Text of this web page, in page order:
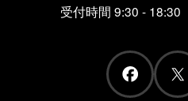
受付時間 9:30 - 18:30